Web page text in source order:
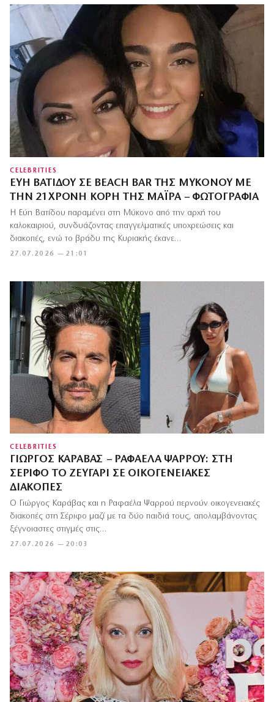
CELEBRITIES
ΕΎΗ ΒΑΤΊΔΟΥ ΣΕ BEACH BAR ΤΗΣ ΜΥΚΌΝΟΥ ΜΕ
ΤΗΝ 21ΧΡΟΝΗ ΚΌΡΗ ΤΗΣ ΜΆΙΡΑ – ΦΩΤΟΓΡΑΦΊΑ
27.07.2026 — 21:01
Η Εύη Βατίδου παραμένει στη Μύκονο από την αρχή του
καλοκαιριού, συνδυάζοντας επαγγελματικές υποχρεώσεις και
διακοπές, ενώ το βράδυ της Κυριακής έκανε…
CELEBRITIES
ΓΙΏΡΓΟΣ ΚΑΡΆΒΑΣ – ΡΑΦΑΈΛΑ ΨΑΡΡΟΎ: ΣΤΗ
ΣΈΡΙΦΟ ΤΟ ΖΕΥΓΆΡΙ ΣΕ ΟΙΚΟΓΕΝΕΙΑΚΈΣ
ΔΙΑΚΟΠΈΣ
27.07.2026 — 20:03
Ο Γιώργος Καράβας και η Ραφαέλα Ψαρρού περνούν οικογενειακές
διακοπές στη Σέριφο μαζί με τα δύο παιδιά τους, απολαμβάνοντας
ξέγνοιαστες στιγμές στις…